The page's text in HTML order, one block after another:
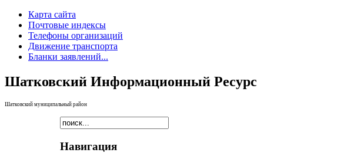
Карта сайта
Почтовые индексы
Телефоны организаций
Движение транспорта
Бланки заявлений...
Шатковский Информационный Ресурс
Шатковский муниципальный район
Навигация